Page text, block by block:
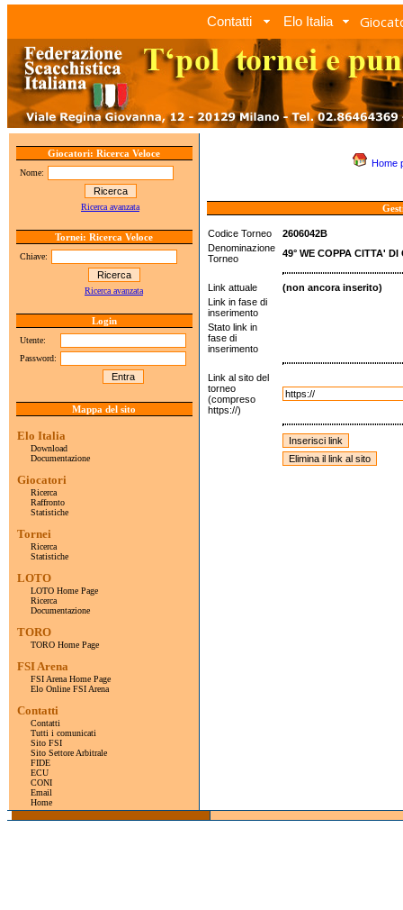
Contatti Elo Italia
Giocatori: Ricerca Veloce
Nome:
Ricerca avanzata
Tornei: Ricerca Veloce
Chiave:
Ricerca avanzata
Login
Utente:
Password:
Mappa del sito
Elo Italia
Download
Documentazione
Giocatori
Ricerca
Raffronto
Statistiche
Tornei
Ricerca
Statistiche
LOTO
LOTO Home Page
Ricerca
Documentazione
TORO
TORO Home Page
FSI Arena
FSI Arena Home Page
Elo Online FSI Arena
Contatti
Contatti
Tutti i comunicati
Sito FSI
Sito Settore Arbitrale
FIDE
ECU
CONI
Email
Home
Home
Codice Torneo
2606042B
Denominazione
Torneo
49° WE COPPA CITTA'
Link attuale
(non ancora inserito)
Link in fase di
inserimento
Stato link in
fase di
inserimento
Link al sito del
torneo
(compreso
https://)